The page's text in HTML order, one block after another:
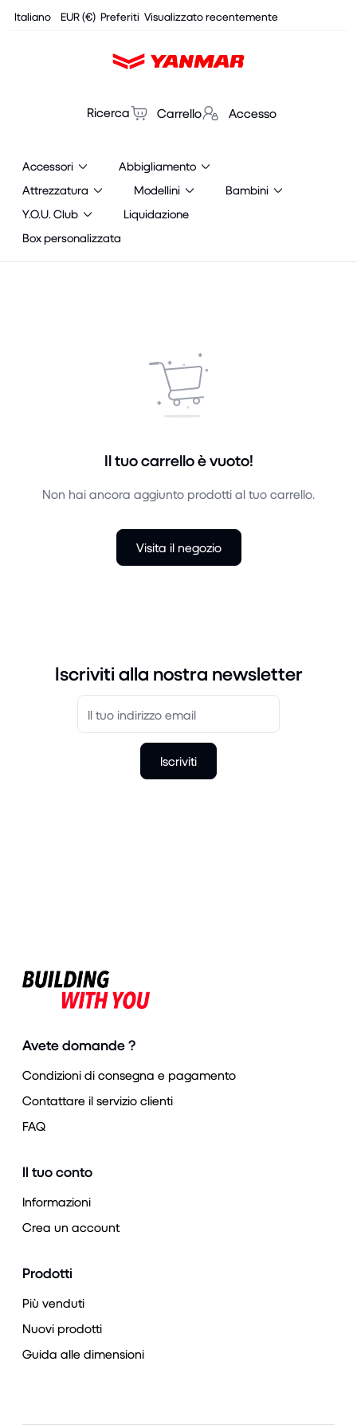
Cookies management panel
Italiano EUR (€) Preferiti Visualizzato recentemente
Ricerca Carrello Accesso
Accessori
Abbigliamento
Attrezzatura
Modellini
Bambini
Y.O.U. Club
Liquidazione
Box personalizzata
Il tuo carrello è vuoto!
Non hai ancora aggiunto prodotti al tuo carrello.
Visita il negozio
Iscriviti alla nostra newsletter
Iscriviti
Avete domande ?
Condizioni di consegna e pagamento
Contattare il servizio clienti
FAQ
Il tuo conto
Informazioni
Crea un account
Prodotti
Più venduti
Nuovi prodotti
Guida alle dimensioni